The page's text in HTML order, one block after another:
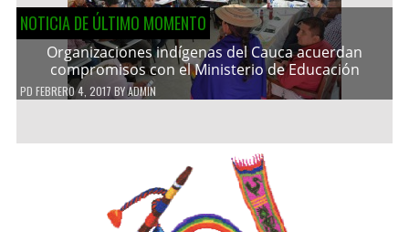
NOTICIA DE ÚLTIMO MOMENTO
Organizaciones indígenas del Cauca acuerdan
compromisos con el Ministerio de Educación
PD FEBRERO 4, 2017 BYADMIN